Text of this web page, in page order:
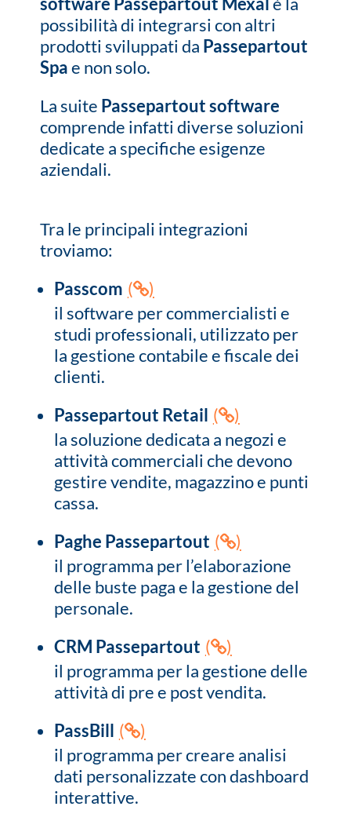
possibilità di integrarsi con altri
prodotti sviluppati da Passepartout
Spae non solo.
La suite Passepartout software
comprende infatti diverse soluzioni
dedicate a specifiche esigenze
aziendali.
Tra le principali integrazioni
troviamo:
Passcom (
)
il software per commercialisti e
studi professionali, utilizzato per
la gestione contabile e fiscale dei
clienti.
Passepartout Retail (
)
la soluzione dedicata a negozi e
attività commerciali che devono
gestire vendite, magazzino e punti
cassa.
Paghe Passepartout (
)
il programma per l’elaborazione
delle buste paga e la gestione del
personale.
CRM Passepartout (
)
il programma per la gestione delle
attività di pre e post vendita.
PassBill (
)
il programma per creare analisi
dati personalizzate con dashboard
interattive.